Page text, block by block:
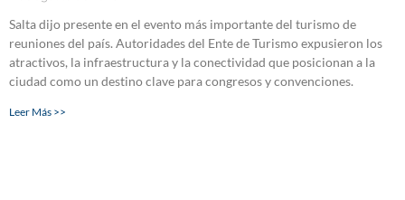
Salta dijo presente en el evento más importante del turismo de
reuniones del país. Autoridades del Ente de Turismo expusieron los
atractivos, la infraestructura y la conectividad que posicionan a la
ciudad como un destino clave para congresos y convenciones.
Leer Más >>